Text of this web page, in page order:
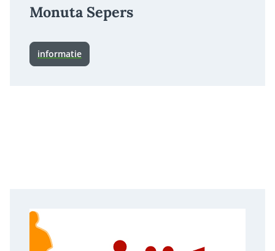
Monuta Sepers
informatie